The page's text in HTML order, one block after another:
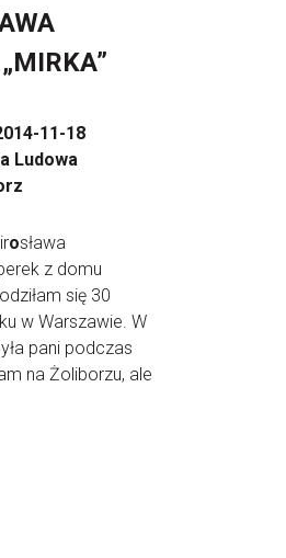
11-18
Ludowa
osława
z domu
się 30
w Warszawie. W
pani podczas
na Żoliborzu, ale